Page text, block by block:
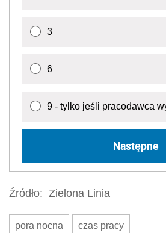
3
6
9 - tylko jeśli pracodawca
Następne
Źródło: Zielona Linia
pora nocna czas pracy